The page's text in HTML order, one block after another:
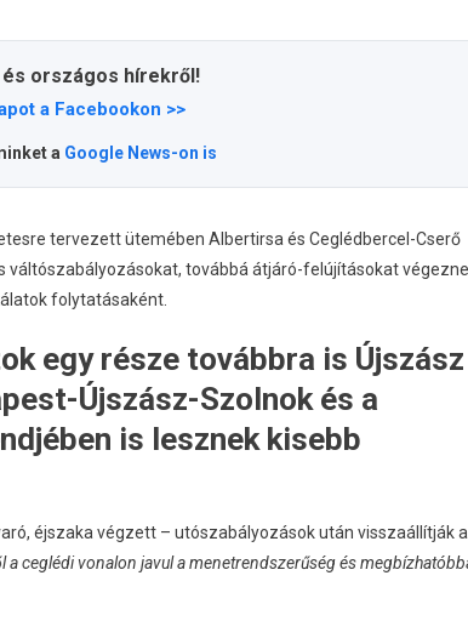
és országos hírekről!
a Facebookon >>
a Google News-on is
tervezett ütemében Albertirsa és Ceglédbercel-Cserő
továbbá átjáró-felújításokat
folytatásaként.
egy része továbbra is Újszász
Újszász-Szolnok és a
is lesznek kisebb
éjszaka végzett – utószabályozások után visszaállítják
a ceglédi vonalon javul a menetrendszerűség és